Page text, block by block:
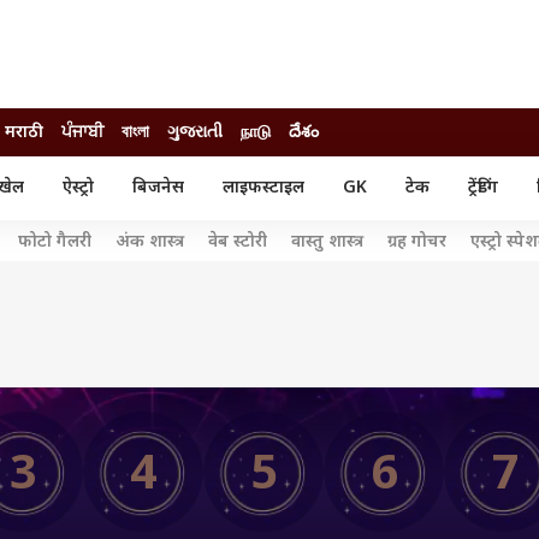
मराठी ਪੰਜਾਬੀ বাংলা ગુજરાતી நாடு దేశం
ऐस्ट्रो बिजनेस लाइफस्टाइल GK टेक ट्रेंडिंग
कार
क्रिकेट
वेब स्टोरीज
यूटिलिटी न्यूज़
फैक्ट चेक
फोटो गैलरी अंक शास्त्र वेब स्टोरी वास्तु शास्त्र ग्रह गोचर एस्ट्रो
3 4 5 6 7